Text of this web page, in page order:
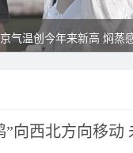
气温创今年来新高 焖蒸
”向西北方向移动